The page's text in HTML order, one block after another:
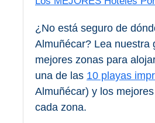
OTRAS
Reserva de
¿No está seguro de
Almuñécar? Lea nuestra
mejores zonas para
una de las 10 playas
Almuñécar) y los
cada zona.